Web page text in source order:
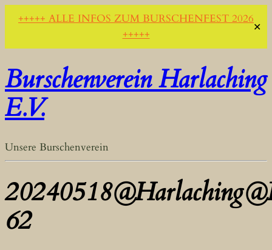
+++++ ALLE INFOS ZUM BURSCHENFEST 2026
+++++
✕
Burschenverein Harlaching
E.V.
Unsere Burschenverein
62